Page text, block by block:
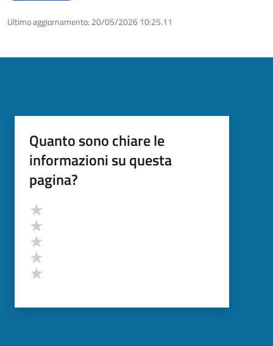
Ultimo aggiornamento: 20/05/2026 10:25.11
Quanto sono chiare le
informazioni su questa
pagina?
Valutazione